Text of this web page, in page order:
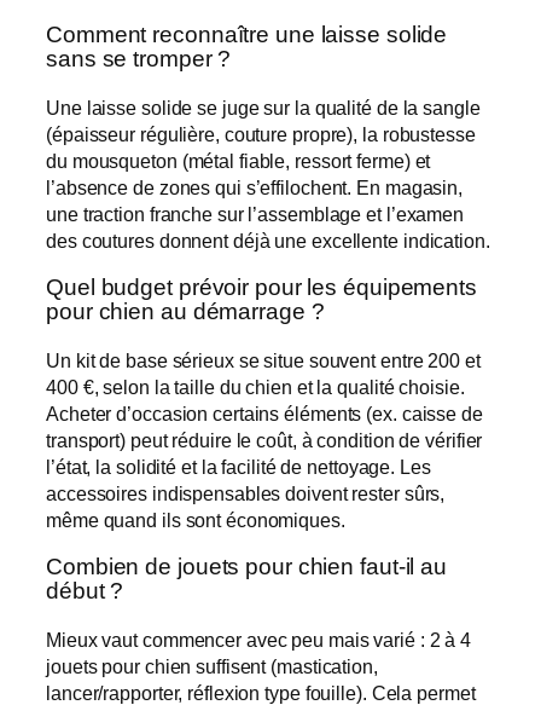
Comment reconnaître une laisse solide
sans se tromper ?
Une laisse solide se juge sur la qualité de la sangle
(épaisseur régulière, couture propre), la robustesse
du mousqueton (métal fiable, ressort ferme) et
l’absence de zones qui s’effilochent. En magasin,
une traction franche sur l’assemblage et l’examen
des coutures donnent déjà une excellente indication.
Quel budget prévoir pour les équipements
pour chien au démarrage ?
Un kit de base sérieux se situe souvent entre 200 et
400 €, selon la taille du chien et la qualité choisie.
Acheter d’occasion certains éléments (ex. caisse de
transport) peut réduire le coût, à condition de vérifier
l’état, la solidité et la facilité de nettoyage. Les
accessoires indispensables doivent rester sûrs,
même quand ils sont économiques.
Combien de jouets pour chien faut-il au
début ?
Mieux vaut commencer avec peu mais varié : 2 à 4
jouets pour chien suffisent (mastication,
lancer/rapporter, réflexion type fouille). Cela permet